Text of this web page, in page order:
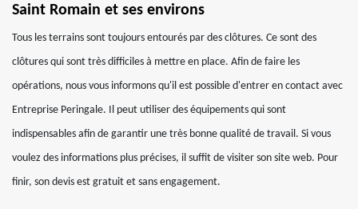
Saint Romain et ses environs
Tous les terrains sont toujours entourés par des clôtures. Ce sont des
clôtures qui sont très difficiles à mettre en place. Afin de faire les
opérations, nous vous informons qu'il est possible d'entrer en contact avec
Entreprise Peringale. Il peut utiliser des équipements qui sont
indispensables afin de garantir une très bonne qualité de travail. Si vous
voulez des informations plus précises, il suffit de visiter son site web. Pour
finir, son devis est gratuit et sans engagement.